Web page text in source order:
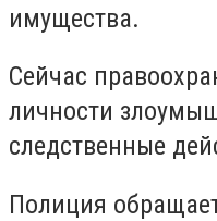
имущества.
Сейчас
личности
следственные
Полиция